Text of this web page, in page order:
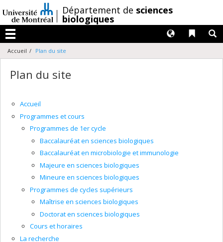
au
contenu
/Département de sciences
biologiques
Menu
Liens
Langues
Accueil Plan du site
Plan du site
Accueil
Programmes et cours
Programmes de 1er cycle
Baccalauréat en sciences biologiques
Baccalauréat en microbiologie et immunologie
Majeure en sciences biologiques
Mineure en sciences biologiques
Programmes de cycles supérieurs
Maîtrise en sciences biologiques
Doctorat en sciences biologiques
Cours et horaires
La recherche